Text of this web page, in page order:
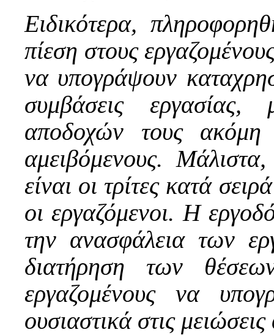
Ειδικότερα,
πίεση στους
να υπογράψουν
συμβάσεις
αποδοχών τους ακόμη
αμειβόμενους.
είναι οι τρίτες κατά
οι εργαζόμενοι. Η
την ανασφάλεια των
διατήρηση των
εργαζομένους να
ουσιαστικά στις μειώσεις